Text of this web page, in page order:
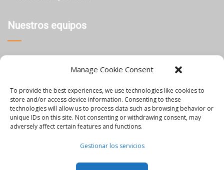
Manage Cookie Consent
To provide the best experiences, we use technologies like cookies to
store and/or access device information. Consenting to these
technologies will allow us to process data such as browsing behavior or
unique IDs on this site. Not consenting or withdrawing consent, may
adversely affect certain features and functions.
Gestionar los servicios
Nuestros equipos
Filipinas
Información